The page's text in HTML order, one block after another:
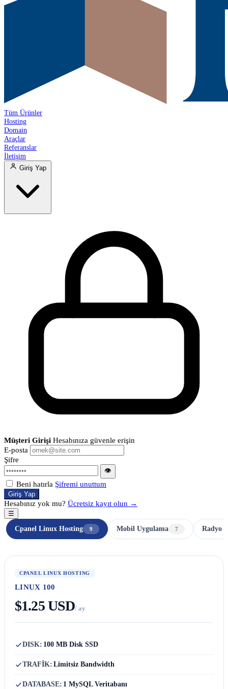
Tüm Ürünler
Hosting
Domain
Araçlar
Referanslar
İletişim
Giriş Yap
Müşteri Girişi Hesabınıza güvenle erişin
E-posta
Şifre
👁
Beni hatırla Şifremi unuttum
Giriş Yap
Hesabınız yok mu? Ücretsiz kayıt olun →
☰
Cpanel Linux Hosting
9 Mobil Uygulama 7 Radyo
CPANEL LINUX HOSTING
LINUX 100
$1.25 USD/ ay
DISK: 100 MB Disk SSD
TRAFİK: Limitsiz Bandwidth
DATABASE: 1 MySQL Veritabanı